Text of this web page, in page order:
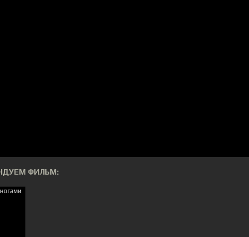
ФИЛЬМ: